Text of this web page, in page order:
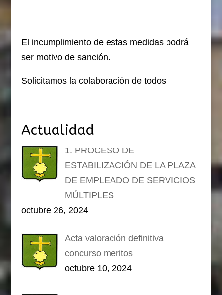
El incumplimiento de estas medidas podrá
ser motivo de sanción.
Solicitamos la colaboración de todos
Actualidad
1. PROCESO DE
ESTABILIZACIÓN DE LA PLAZA
DE EMPLEADO DE SERVICIOS
MÚLTIPLES
octubre 26, 2024
Acta valoración definitiva
concurso meritos
octubre 10, 2024